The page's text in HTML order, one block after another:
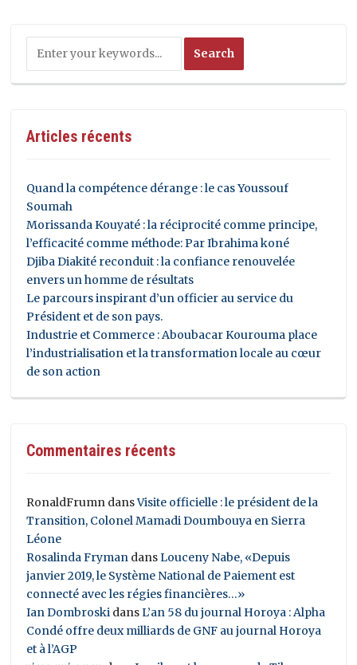
Articles récents
Quand la compétence dérange : le cas Youssouf
Soumah
Morissanda Kouyaté : la réciprocité comme principe,
l’efficacité comme méthode: Par Ibrahima koné
Djiba Diakité reconduit : la confiance renouvelée
envers un homme de résultats
Le parcours inspirant d’un officier au service du
Président et de son pays.
Industrie et Commerce : Aboubacar Kourouma place
l’industrialisation et la transformation locale au cœur
de son action
Commentaires récents
RonaldFrumn dansVisite officielle : le président de la
Transition, Colonel Mamadi Doumbouya en Sierra
Léone
Rosalinda Fryman dansLouceny Nabe, «Depuis
janvier 2019, le Système National de Paiement est
connecté avec les régies financières…»
Ian Dombroski dansL’an 58 du journal Horoya : Alpha
Condé offre deux milliards de GNF au journal Horoya
et à l’AGP